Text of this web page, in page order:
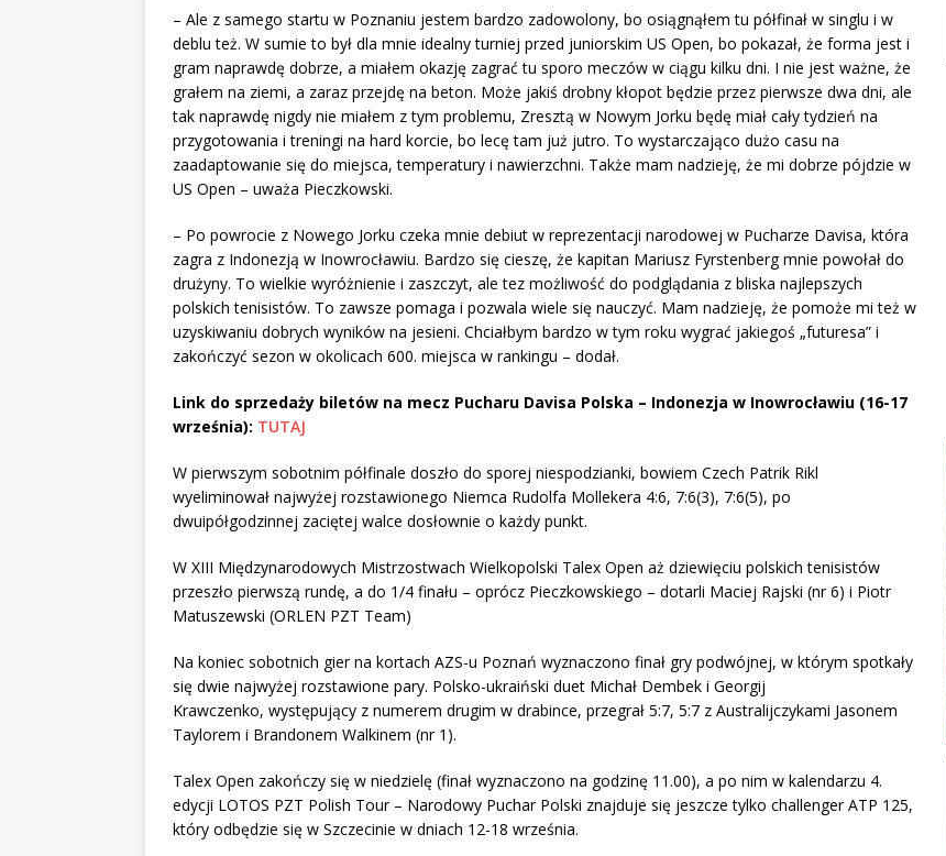
– Ale z samego startu w Poznaniu jestem bardzo zadowolony, bo osiągnąłem tu półfinał w singlu i w
deblu też. W sumie to był dla mnie idealny turniej przed juniorskim US Open, bo pokazał, że forma jest i
gram naprawdę dobrze, a miałem okazję zagrać tu sporo meczów w ciągu kilku dni. I nie jest ważne, że
grałem na ziemi, a zaraz przejdę na beton. Może jakiś drobny kłopot będzie przez pierwsze dwa dni, ale
tak naprawdę nigdy nie miałem z tym problemu, Zresztą w Nowym Jorku będę miał cały tydzień na
przygotowania i treningi na hard korcie, bo lecę tam już jutro. To wystarczająco dużo casu na
zaadaptowanie się do miejsca, temperatury i nawierzchni. Także mam nadzieję, że mi dobrze pójdzie w
US Open – uważa Pieczkowski.
– Po powrocie z Nowego Jorku czeka mnie debiut w reprezentacji narodowej w Pucharze Davisa, która
zagra z Indonezją w Inowrocławiu. Bardzo się cieszę, że kapitan Mariusz Fyrstenberg mnie powołał do
drużyny. To wielkie wyróżnienie i zaszczyt, ale tez możliwość do podglądania z bliska najlepszych
polskich tenisistów. To zawsze pomaga i pozwala wiele się nauczyć. Mam nadzieję, że pomoże mi też w
uzyskiwaniu dobrych wyników na jesieni. Chciałbym bardzo w tym roku wygrać jakiegoś „futuresa” i
zakończyć sezon w okolicach 600. miejsca w rankingu – dodał.
Link do sprzedaży biletów na mecz Pucharu Davisa Polska – Indonezja w Inowrocławiu (16-17
września): TUTAJ
W pierwszym sobotnim półfinale doszło do sporej niespodzianki, bowiem Czech Patrik Rikl
wyeliminował najwyżej rozstawionego Niemca Rudolfa Mollekera 4:6, 7:6(3), 7:6(5), po
dwuipółgodzinnej zaciętej walce dosłownie o każdy punkt.
W XIII Międzynarodowych Mistrzostwach Wielkopolski Talex Open aż dziewięciu polskich tenisistów
przeszło pierwszą rundę, a do 1/4 finału – oprócz Pieczkowskiego – dotarli Maciej Rajski (nr 6) i Piotr
Matuszewski (ORLEN PZT Team)
Na koniec sobotnich gier na kortach AZS-u Poznań wyznaczono finał gry podwójnej, w którym spotkały
się dwie najwyżej rozstawione pary. Polsko-ukraiński duet Michał Dembek i Georgij
Krawczenko, występujący z numerem drugim w drabince, przegrał 5:7, 5:7 z Australijczykami Jasonem
Taylorem i Brandonem Walkinem (nr 1).
Talex Open zakończy się w niedzielę (finał wyznaczono na godzinę 11.00), a po nim w kalendarzu 4.
edycji LOTOS PZT Polish Tour – Narodowy Puchar Polski znajduje się jeszcze tylko challenger ATP 125,
który odbędzie się w Szczecinie w dniach 12-18 września.